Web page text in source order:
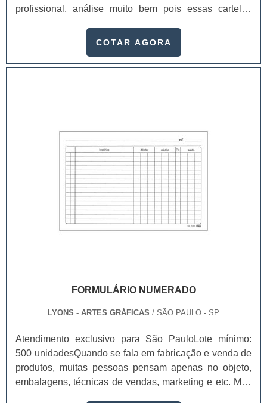
profissional, análise muito bem pois essas cartelas
produto.A busca por empresas sérias para adquirir esse
podem assegurar aos clientes características pontuais
COTAR AGORA
FORMULÁRIO NUMERADO
LYONS - ARTES GRÁFICAS / SÃO PAULO - SP
Atendimento exclusivo para São PauloLote mínimo:
500 unidadesQuando se fala em fabricação e venda de
produtos, muitas pessoas pensam apenas no objeto,
embalagens, técnicas de vendas, marketing e etc. Mas